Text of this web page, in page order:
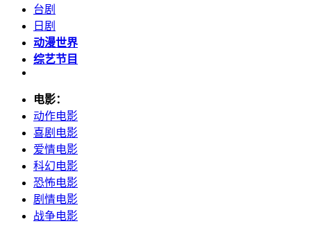
台剧
日剧
动漫世界
综艺节目
电影：
动作电影
喜剧电影
爱情电影
科幻电影
恐怖电影
剧情电影
战争电影